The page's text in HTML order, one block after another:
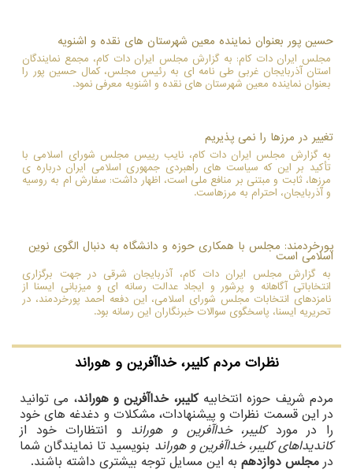
حسین پور بعنوان نماینده معین شهرستان های نقده و اشنویه
مجلس ایران دات کام: به گزارش مجلس ایران دات کام، مجمع نمایندگان
استان آذربایجان غربی طی نامه ای به رئیس مجلس، کمال حسین پور را
بعنوان نماینده معین شهرستان های نقده و اشنویه معرفی نمود.
تغییر در مرزها را نمی پذیریم
به گزارش مجلس ایران دات کام، نایب رییس مجلس شورای اسلامی با
تأکید بر این که سیاست های راهبردی جمهوری اسلامی ایران درباره ی
مرزها، ثابت و مبتنی بر منافع ملی است، اظهار داشت: سفارش ام به روسیه
و آذربایجان، احترام به مرزهاست.
پورخردمند: مجلس با همکاری حوزه و دانشگاه به دنبال الگوی نوین
اسلامی است
به گزارش مجلس ایران دات کام، آذربایجان شرقی در جهت برگزاری
انتخاباتی آگاهانه و پرشور و ایجاد عدالت رسانه ای و میزبانی ایسنا از
نامزدهای انتخابات مجلس شورای اسلامی، این دفعه احمد پورخردمند، در
تحریریه ایسنا، پاسخگوی سوالات خبرنگاران این رسانه بود.
نظرات مردمکلیبر، خداآفرین و هوراند
مردم شریف حوزه انتخابیهکلیبر، خداآفرین و هوراند، می توانید
در این قسمت نظرات و پیشنهادات، مشکلات و دغدغه های خود
را در موردکلیبر، خداآفرین و هوراند و انتظارات خود از
کاندیداهای کلیبر، خداآفرین و هوراند بنویسید تا نمایندگان شما
در مجلس دوازدهم به این مسایل توجه بیشتری داشته باشند.